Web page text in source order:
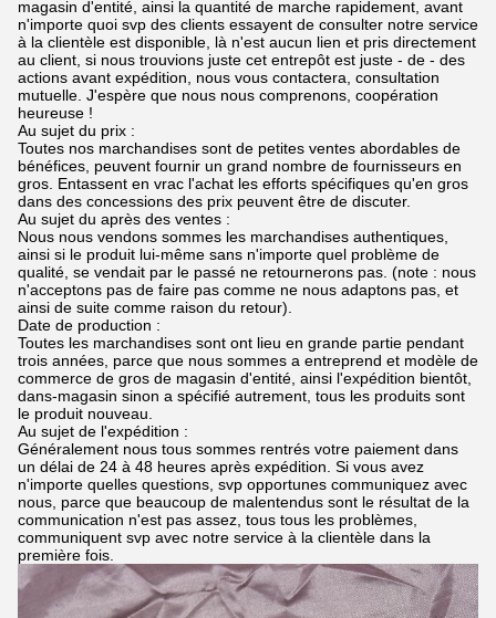
magasin d'entité, ainsi la quantité de marche rapidement, avant
n'importe quoi svp des clients essayent de consulter notre service
à la clientèle est disponible, là n'est aucun lien et pris directement
au client, si nous trouvions juste cet entrepôt est juste - de - des
actions avant expédition, nous vous contactera, consultation
mutuelle. J'espère que nous nous comprenons, coopération
heureuse !
Au sujet du prix :
Toutes nos marchandises sont de petites ventes abordables de
bénéfices, peuvent fournir un grand nombre de fournisseurs en
gros. Entassent en vrac l'achat les efforts spécifiques qu'en gros
dans des concessions des prix peuvent être de discuter.
Au sujet du après des ventes :
Nous nous vendons sommes les marchandises authentiques,
ainsi si le produit lui-même sans n'importe quel problème de
qualité, se vendait par le passé ne retournerons pas. (note : nous
n'acceptons pas de faire pas comme ne nous adaptons pas, et
ainsi de suite comme raison du retour).
Date de production :
Toutes les marchandises sont ont lieu en grande partie pendant
trois années, parce que nous sommes a entreprend et modèle de
commerce de gros de magasin d'entité, ainsi l'expédition bientôt,
dans-magasin sinon a spécifié autrement, tous les produits sont
le produit nouveau.
Au sujet de l'expédition :
Généralement nous tous sommes rentrés votre paiement dans
un délai de 24 à 48 heures après expédition. Si vous avez
n'importe quelles questions, svp opportunes communiquez avec
nous, parce que beaucoup de malentendus sont le résultat de la
communication n'est pas assez, tous tous les problèmes,
communiquent svp avec notre service à la clientèle dans la
première fois.